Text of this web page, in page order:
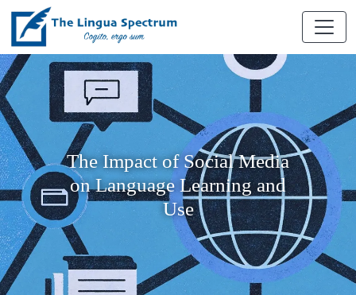
The Impact of Social Media
on Language Learning and
Use